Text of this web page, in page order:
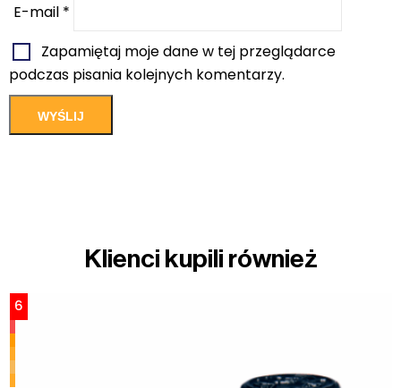
E-mail *
Zapamiętaj moje dane w tej przeglądarce
podczas pisania kolejnych komentarzy.
Klienci kupili również
6